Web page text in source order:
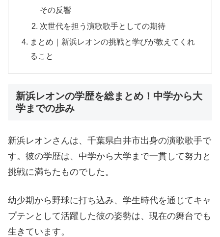
その反響
次世代を担う演歌歌手としての期待
まとめ｜新浜レオンの挑戦と学びが教えてくれ
ること
新浜レオンの学歴を総まとめ！中学から大
学までの歩み
新浜レオンさんは、千葉県白井市出身の演歌歌手で
す。彼の学歴は、中学から大学まで一貫して努力と
挑戦に満ちたものでした。
幼少期から野球に打ち込み、学生時代を通じてキャ
プテンとして活躍した彼の姿勢は、現在の舞台でも
生きています。